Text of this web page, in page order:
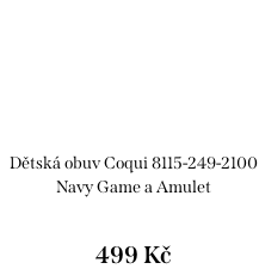
Dětská obuv Coqui 8115-249-2100
Navy Game a Amulet
499 Kč